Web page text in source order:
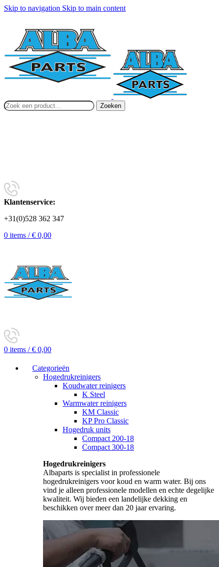
Skip to navigation Skip to main content
Zoeken
Klantenservice:
+31(0)528 362 347
0 items / € 0,00
0 items / € 0,00
Categorieën
Hogedrukreinigers
Koudwater reinigers
K Steel
Warmwater reinigers
KM Classic
KP Pro Classic
Hogedruk units
Compact 200-18
Compact 300-18
Hogedrukreinigers
Albaparts is specialist in professionele
hogedrukreinigers voor koud en warm water. Bij ons
vind je alleen professionele modellen en echte degelijke
kwaliteit. Wij bieden een landelijke dekking en
beschikken over meer dan 20 jaar ervaring.